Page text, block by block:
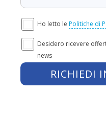
Ho letto le Politiche di
Desidero ricevere
news